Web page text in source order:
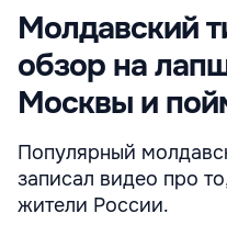
Молдавский
обзор на
Москвы и
Популярный
записал видео про
жители России.